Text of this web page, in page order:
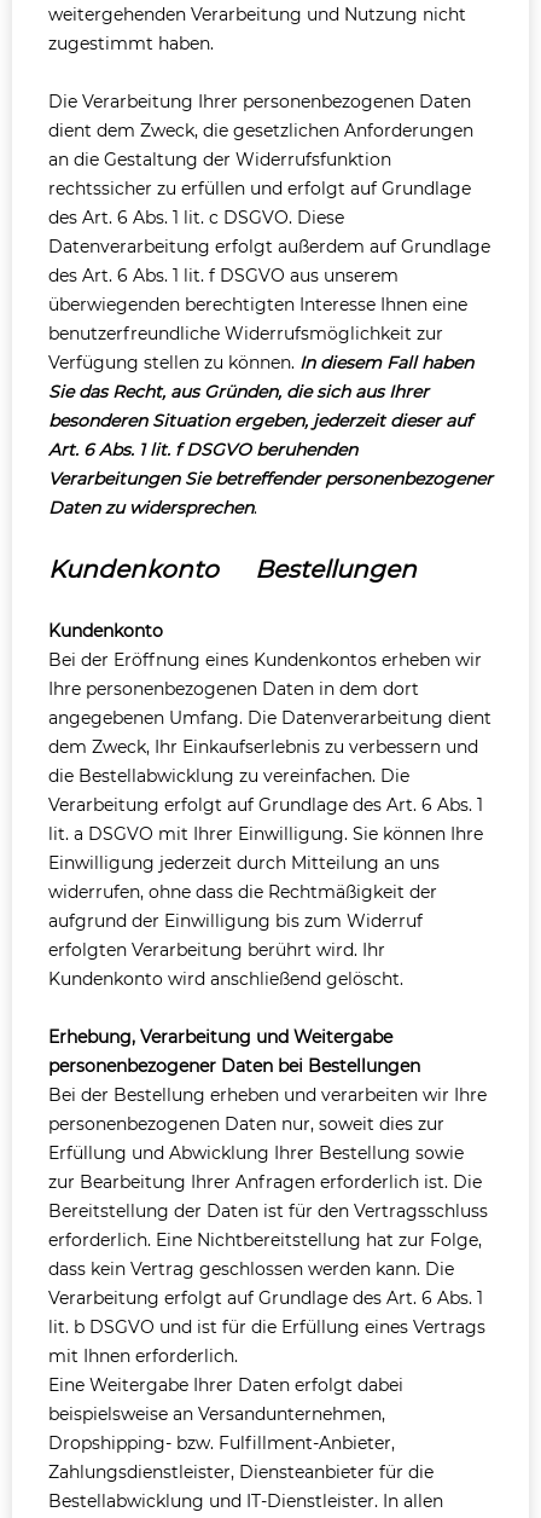
weitergehenden Verarbeitung und Nutzung nicht
zugestimmt haben.
Die Verarbeitung Ihrer personenbezogenen Daten
dient dem Zweck, die gesetzlichen Anforderungen
an die Gestaltung der Widerrufsfunktion
rechtssicher zu erfüllen und erfolgt auf Grundlage
des Art. 6 Abs. 1 lit. c DSGVO. Diese
Datenverarbeitung erfolgt außerdem auf Grundlage
des Art. 6 Abs. 1 lit. f DSGVO aus unserem
überwiegenden berechtigten Interesse Ihnen eine
benutzerfreundliche Widerrufsmöglichkeit zur
Verfügung stellen zu können. In diesem Fall haben
Sie das Recht, aus Gründen, die sich aus Ihrer
besonderen Situation ergeben, jederzeit dieser auf
Art. 6 Abs. 1 lit. f DSGVO beruhenden
Verarbeitungen Sie betreffender personenbezogener
Daten zu widersprechen.
Kundenkonto Bestellungen
Kundenkonto
Bei der Eröffnung eines Kundenkontos erheben wir
Ihre personenbezogenen Daten in dem dort
angegebenen Umfang. Die Datenverarbeitung dient
dem Zweck, Ihr Einkaufserlebnis zu verbessern und
die Bestellabwicklung zu vereinfachen. Die
Verarbeitung erfolgt auf Grundlage des Art. 6 Abs. 1
lit. a DSGVO mit Ihrer Einwilligung. Sie können Ihre
Einwilligung jederzeit durch Mitteilung an uns
widerrufen, ohne dass die Rechtmäßigkeit der
aufgrund der Einwilligung bis zum Widerruf
erfolgten Verarbeitung berührt wird. Ihr
Kundenkonto wird anschließend gelöscht.
Erhebung, Verarbeitung und Weitergabe
personenbezogener Daten bei Bestellungen
Bei der Bestellung erheben und verarbeiten wir Ihre
personenbezogenen Daten nur, soweit dies zur
Erfüllung und Abwicklung Ihrer Bestellung sowie
zur Bearbeitung Ihrer Anfragen erforderlich ist. Die
Bereitstellung der Daten ist für den Vertragsschluss
erforderlich. Eine Nichtbereitstellung hat zur Folge,
dass kein Vertrag geschlossen werden kann. Die
Verarbeitung erfolgt auf Grundlage des Art. 6 Abs. 1
lit. b DSGVO und ist für die Erfüllung eines Vertrags
mit Ihnen erforderlich.
Eine Weitergabe Ihrer Daten erfolgt dabei
beispielsweise an Versandunternehmen,
Dropshipping- bzw. Fulfillment-Anbieter,
Zahlungsdienstleister, Diensteanbieter für die
Bestellabwicklung und IT-Dienstleister. In allen